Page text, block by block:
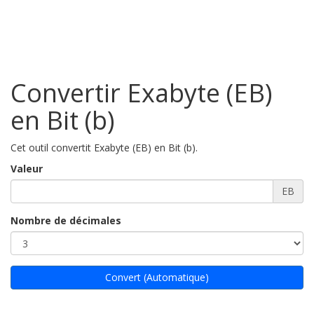
Convertir Exabyte (EB)
en Bit (b)
Cet outil convertit Exabyte (EB) en Bit (b).
Valeur
EB
Nombre de décimales
Convert (Automatique)